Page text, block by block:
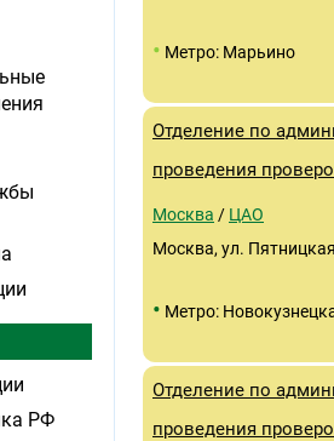
• Метро: Марьино
Отделение по
проведения
Москва / ЦАО
Москва, ул.
• Метро:
Отделение по
проведения
РФ